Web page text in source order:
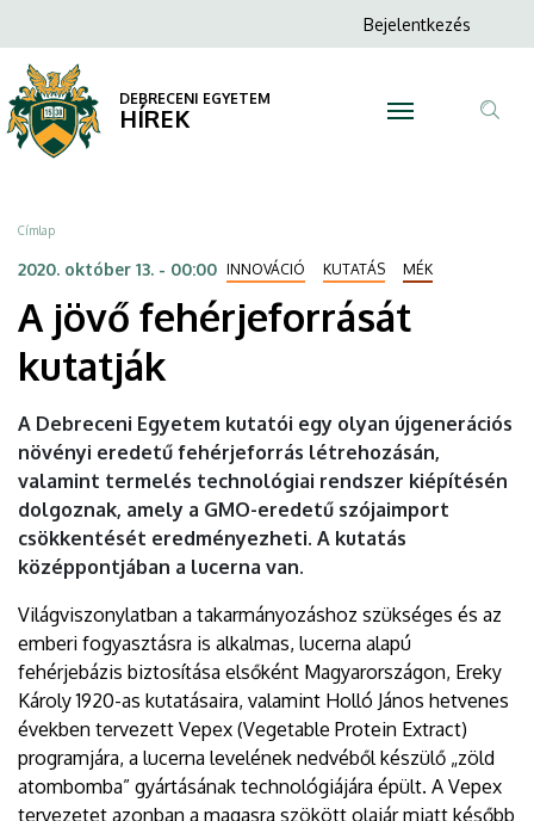
jövő
fehérjeforrását
kutatják
DEBRECENI
EGYETEM
a
tartalomra
Anonim
menüje
Bejelentkezés
DEBRECENI EGYETEM
HÍREK
Morzsa
Címlap
2020. október 13. - 00:00 INNOVÁCIÓ KUTATÁS MÉK
A jövő fehérjeforrását
kutatják
A Debreceni Egyetem kutatói egy olyan újgenerációs
növényi eredetű fehérjeforrás létrehozásán,
valamint termelés technológiai rendszer kiépítésén
dolgoznak, amely a GMO-eredetű szójaimport
csökkentését eredményezheti. A kutatás
középpontjában a lucerna van.
Világviszonylatban a takarmányozáshoz szükséges és az
emberi fogyasztásra is alkalmas, lucerna alapú
fehérjebázis biztosítása elsőként Magyarországon, Ereky
Károly 1920-as kutatásaira, valamint Holló János hetvenes
években tervezett Vepex (Vegetable Protein Extract)
programjára, a lucerna levelének nedvéből készülő „zöld
atombomba” gyártásának technológiájára épült. A Vepex
tervezetet azonban a magasra szökött olajár miatt később